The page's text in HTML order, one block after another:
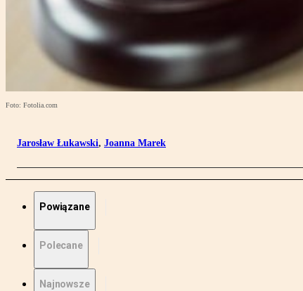
Foto: Fotolia.com
Jarosław Łukawski, Joanna Marek
Powiązane
Polecane
Najnowsze